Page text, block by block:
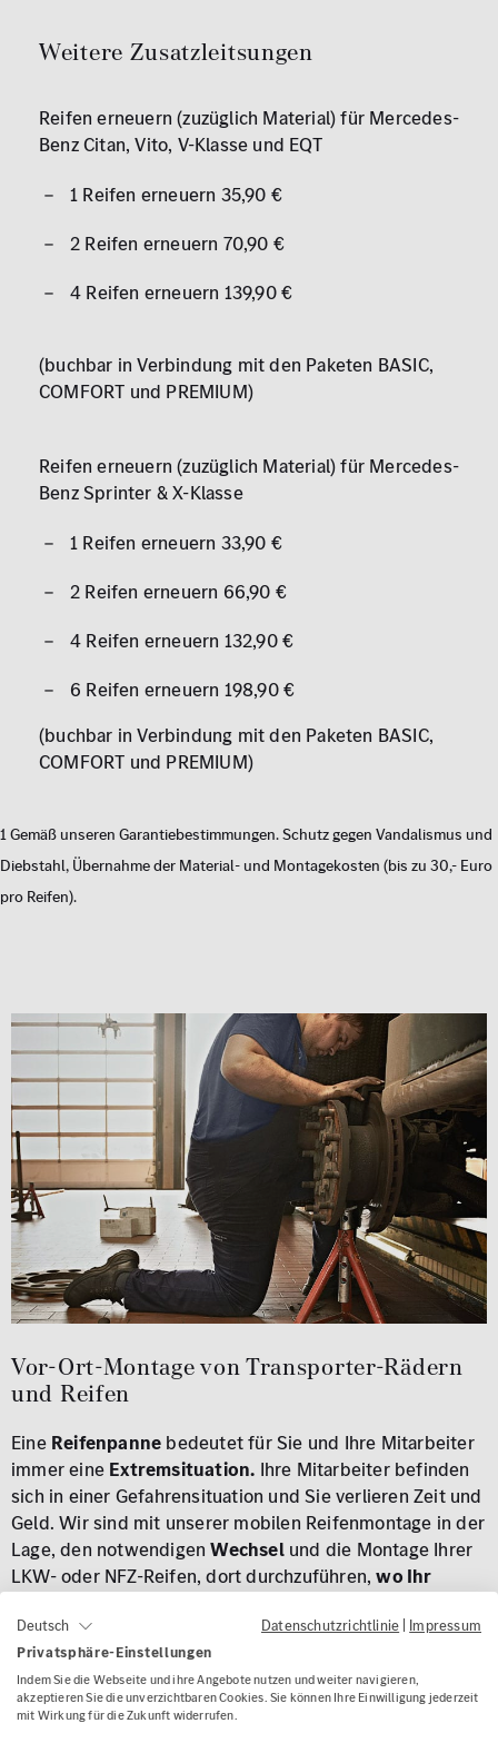
Weitere Zusatzleitsungen
Reifen erneuern (zuzüglich Material) für Mercedes-
Benz Citan, Vito, V-Klasse und EQT
1 Reifen erneuern 35,90 €
2 Reifen erneuern 70,90 €
4 Reifen erneuern 139,90 €
(buchbar in Verbindung mit den Paketen BASIC,
COMFORT und PREMIUM)
Reifen erneuern (zuzüglich Material) für Mercedes-
Benz Sprinter & X-Klasse
1 Reifen erneuern 33,90 €
2 Reifen erneuern 66,90 €
4 Reifen erneuern 132,90 €
6 Reifen erneuern 198,90 €
(buchbar in Verbindung mit den Paketen BASIC,
COMFORT und PREMIUM)
1 Gemäß unseren Garantiebestimmungen. Schutz gegen Vandalismus und
Diebstahl, Übernahme der Material- und Montagekosten (bis zu 30,- Euro
pro Reifen).
Vor-Ort-Montage von Transporter-Rädern
und Reifen
Eine Reifenpanne bedeutet für Sie und Ihre Mitarbeiter
immer eine Extremsituation. Ihre Mitarbeiter befinden
sich in einer Gefahrensituation und Sie verlieren Zeit und
Geld. Wir sind mit unserer mobilen Reifenmontage in der
Lage, den notwendigenWechselund die Montage Ihrer
LKW- oder NFZ-Reifen, dort durchzuführen,wo Ihr
dies bei Ihnen im Hof, zwischen zwei Fahrten oder
während des Be- und Entladens stattfindet. Die Prüfung
desLuftdrucks,dieSichtkontrollesowie das Messen
derProfiltiefeder Räder ist für uns selbstverständlich.
Deutsch Datenschutzrichtlinie | Impressum
Privatsphäre-Einstellungen
Indem Sie die Webseite und ihre Angebote nutzen und weiter navigieren,
akzeptieren Sie die unverzichtbaren Cookies. Sie können Ihre Einwilligung jederzeit
mit Wirkung für die Zukunft widerrufen.